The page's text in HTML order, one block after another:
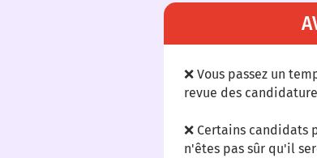
❌ Vous passez un
revue des
❌ Certains candidats
n'êtes pas sûr qu'il